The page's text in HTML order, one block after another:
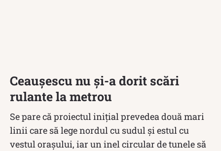
Ceaușescu nu și-a dorit scări
rulante la metrou
Se pare că proiectul inițial prevedea două mari
linii care să lege nordul cu sudul şi estul cu
vestul oraşului, iar un inel circular de tunele să